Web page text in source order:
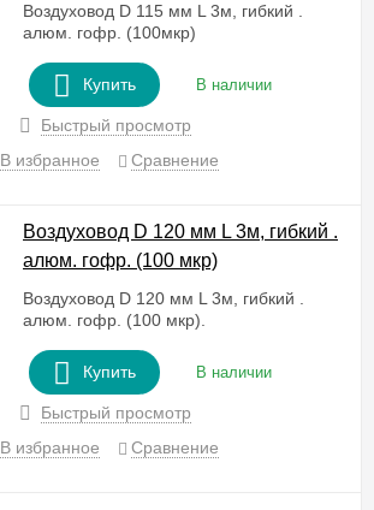
Воздуховод D 115 мм L 3м, гибкий .
алюм. гофр. (100мкр)
Купить В наличии
Быстрый просмотр
В избранное
Сравнение
Воздуховод D 120 мм L 3м, гибкий .
алюм. гофр. (100 мкр)
Воздуховод D 120 мм L 3м, гибкий .
алюм. гофр. (100 мкр).
Купить В наличии
Быстрый просмотр
В избранное
Сравнение